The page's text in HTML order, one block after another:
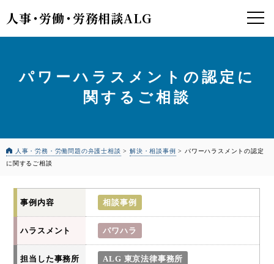
人事・労働・労務相談ALG
パワーハラスメントの認定に
関するご相談
人事・労務・労働問題の弁護士相談 >解決・相談事例 > パワーハラスメントの認定
に関するご相談
事例内容 相談事例
ハラスメント パワハラ
担当した事務所 ALG 東京法律事務所